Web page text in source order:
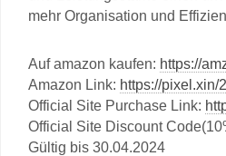
mehr Organisation und
Auf amazon kaufen: https://
Amazon Link: https://pixel.xin/
Official Site Purchase Link:
Official Site Discount
Gültig bis 30.04.2024